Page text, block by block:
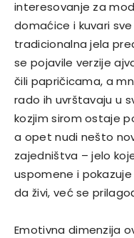
interesovanje za
domaćice i kuvari
tradicionalna jela
se pojavile verzije
čili papričicama, a
rado ih uvrštavaju u
kozjim sirom ostaje
a opet nudi nešto
zajedništva – jelo
uspomene i
da živi, već se
Emotivna dimenzija